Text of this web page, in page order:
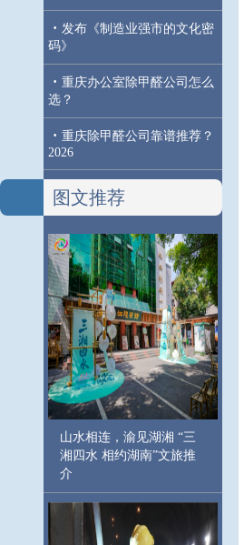
· 发布《制造业强市的文化密
码》
· 重庆办公室除甲醛公司怎么
选？
· 重庆除甲醛公司靠谱推荐？
2026
图文推荐
山水相连，渝见湖湘 “三
湘四水 相约湖南”文旅推
介